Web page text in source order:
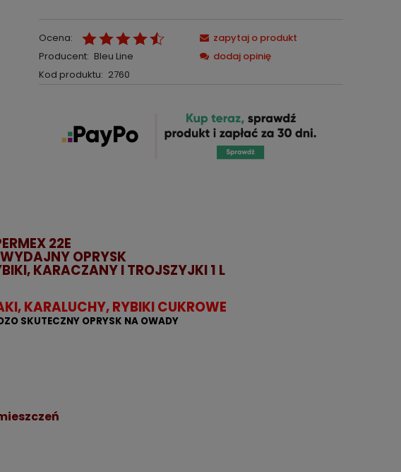
Ocena:
Producent: Bleu Line
Kod produktu: 2760
zapytaj o produkt
dodaj opinię
22E
OPRYSK
KARACZANY I TROJSZYJKI 1 L
KARALUCHY, RYBIKI CUKROWE
SKUTECZNY OPRYSK NA OWADY